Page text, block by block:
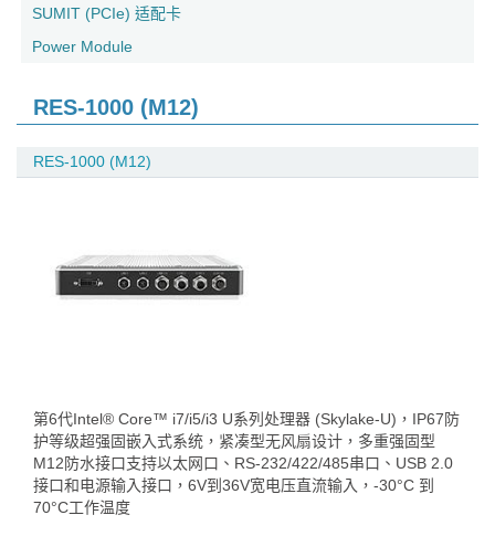
SUMIT (PCIe) 适配卡
Power Module
RES-1000 (M12)
RES-1000 (M12)
第6代Intel® Core™ i7/i5/i3 U系列处理器 (Skylake-U)，IP67防
护等级超强固嵌入式系统，紧凑型无风扇设计，多重强固型
M12防水接口支持以太网口、RS-232/422/485串口、USB 2.0
接口和电源输入接口，6V到36V宽电压直流输入，-30°C 到
70°C工作温度